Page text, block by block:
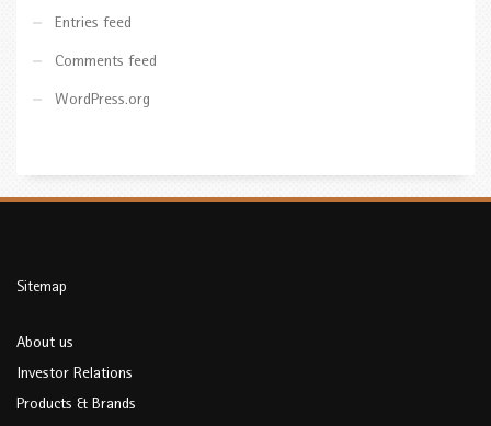
Entries feed
Comments feed
WordPress.org
Sitemap
About us
Investor Relations
Products & Brands